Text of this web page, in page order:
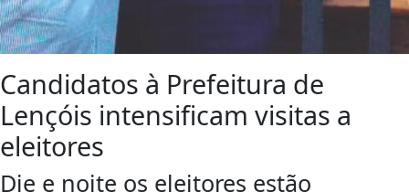
Candidatos à Prefeitura de
Lençóis intensificam visitas a
eleitores
Die e noite os eleitores estão